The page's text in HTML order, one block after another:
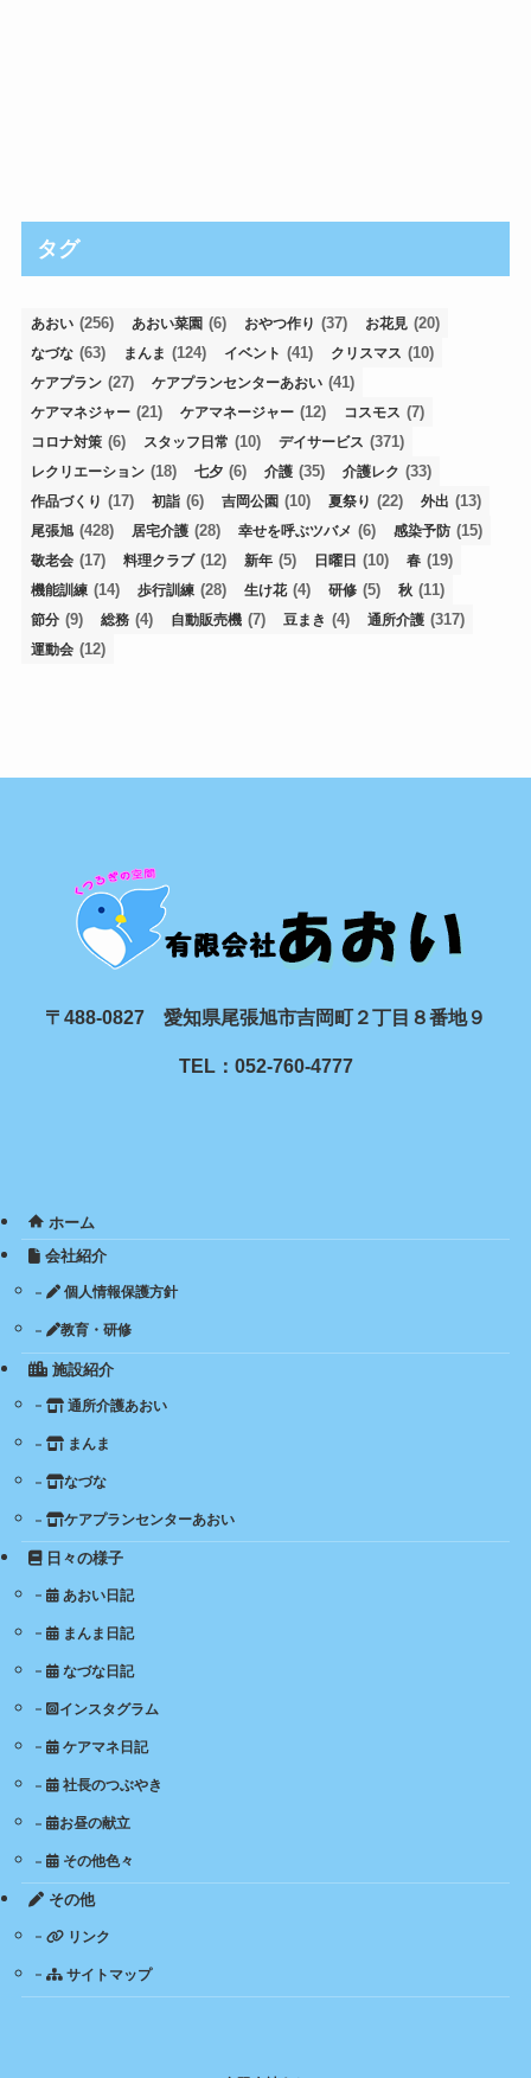
タグ
あおい (256) あおい菜園 (6) おやつ作り (37) お花見 (20)
なづな (63) まんま (124) イベント (41) クリスマス (10)
ケアプラン (27) ケアプランセンターあおい (41)
ケアマネジャー (21) ケアマネージャー (12) コスモス (7)
コロナ対策 (6) スタッフ日常 (10) デイサービス (371)
レクリエーション (18) 七夕 (6) 介護 (35) 介護レク (33)
作品づくり (17) 初詣 (6) 吉岡公園 (10) 夏祭り (22) 外出 (13)
尾張旭 (428) 居宅介護 (28) 幸せを呼ぶツバメ (6) 感染予防 (15)
敬老会 (17) 料理クラブ(12) 新年 (5) 日曜日 (10) 春 (19)
機能訓練 (14) 歩行訓練 (28) 生け花(4) 研修 (5) 秋 (11)
節分 (9) 総務 (4) 自動販売機 (7) 豆まき (4) 通所介護 (317)
運動会 (12)
〒488-0827 愛知県尾張旭市吉岡町２丁目８番地９
TEL：052-760-4777
ホーム
会社紹介
個人情報保護方針
教育・研修
施設紹介
通所介護あおい
まんま
なづな
ケアプランセンターあおい
日々の様子
あおい日記
まんま日記
なづな日記
インスタグラム
ケアマネ日記
社長のつぶやき
お昼の献立
その他色々
その他
リンク
サイトマップ